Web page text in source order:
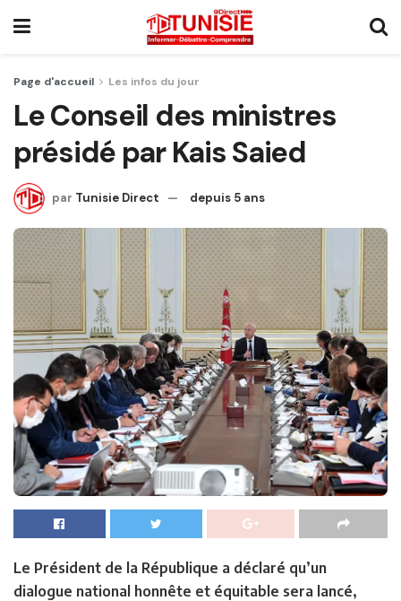
Page d'accueil Les infos du jour
Le Conseil des ministres
présidé par Kais Saied
par Tunisie Direct depuis 5 ans
Le Président de la République a déclaré qu’un
dialogue national honnête et équitable sera lancé,